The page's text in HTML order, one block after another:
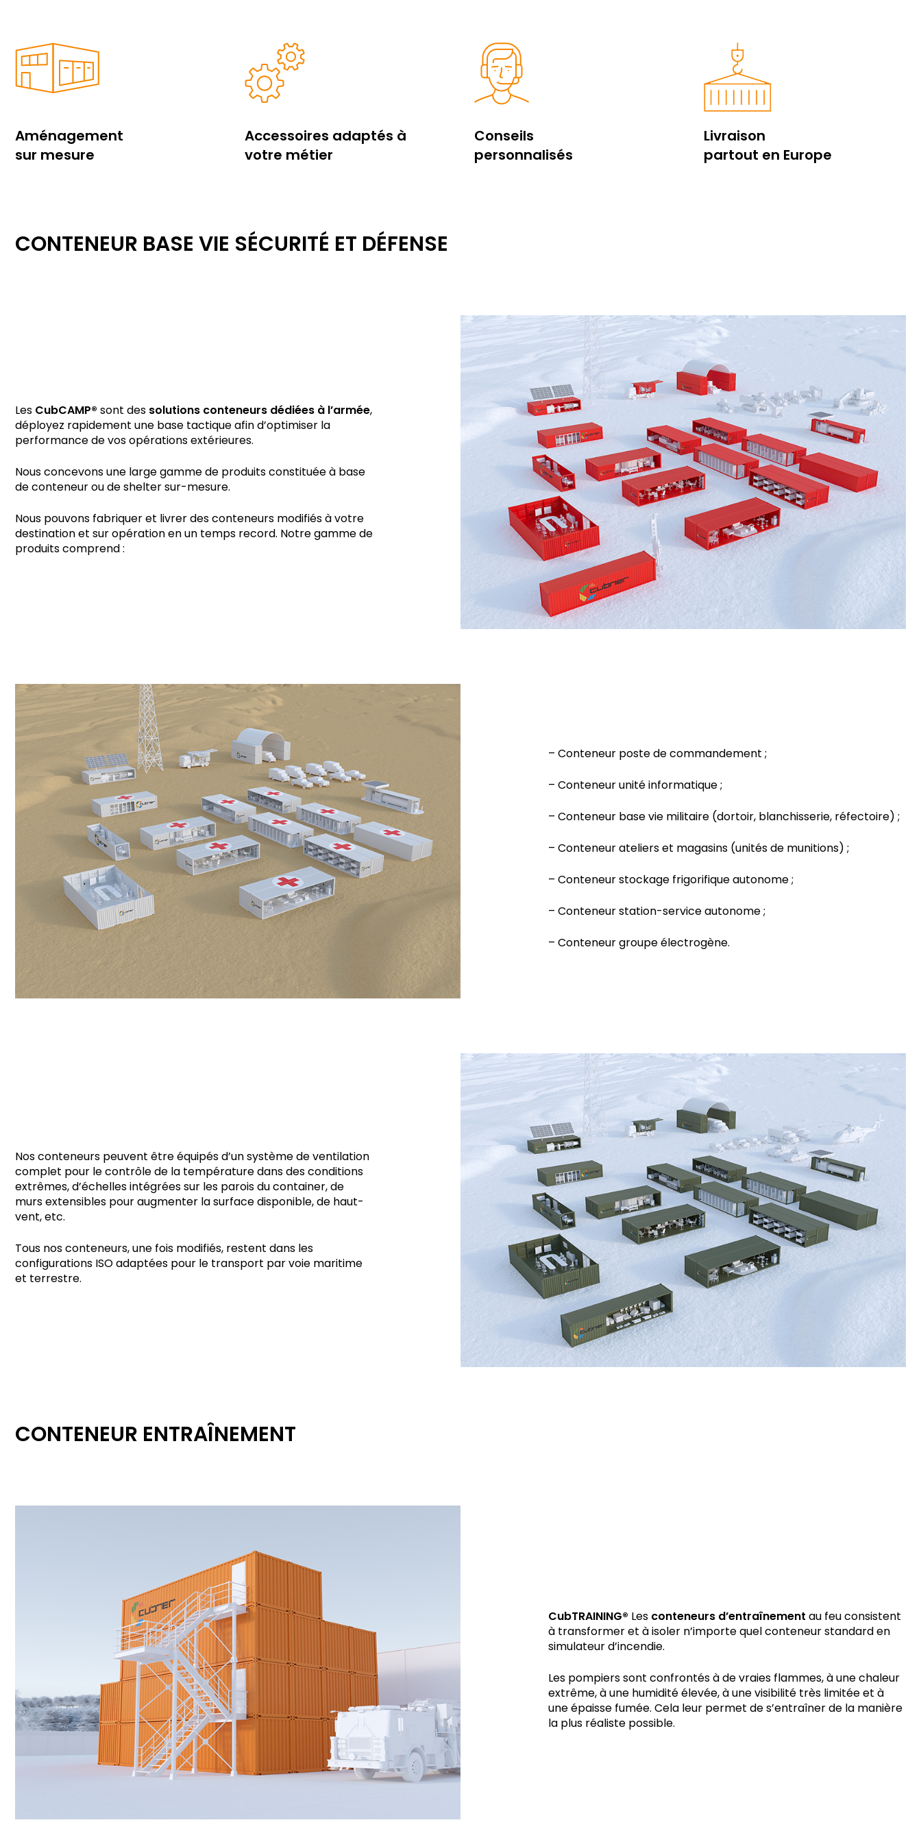
Aménagement
sur mesure
Accessoires adaptés à
votre métier
Conseils
personnalisés
Livraison
partout en Europe
CONTENEUR BASE VIE SÉCURITÉ ET DÉFENSE
LesCubCAMP®sont dessolutions conteneurs dédiées à l’armée,
déployez rapidement une base tactique afin d’optimiser la
performance de vos opérations extérieures.
Nous concevons une large gamme de produits constituée à base
de conteneur ou de shelter sur-mesure.
Nous pouvons fabriquer et livrer des conteneurs modifiés à votre
destination et sur opération en un temps record. Notre gamme de
produits comprend :
– Conteneur poste de commandement ;
– Conteneur unité informatique ;
– Conteneur base vie militaire (dortoir, blanchisserie, réfectoire) ;
– Conteneur ateliers et magasins (unités de munitions) ;
– Conteneur stockage frigorifique autonome ;
– Conteneur station-service autonome ;
– Conteneur groupe électrogène.
Nos conteneurs peuvent être équipés d’un système de ventilation
complet pour le contrôle de la température dans des conditions
extrêmes, d’échelles intégrées sur les parois du container, de
murs extensibles pour augmenter la surface disponible, de haut-
vent, etc.
Tous nos conteneurs, une fois modifiés, restent dans les
configurations ISO adaptées pour le transport par voie maritime
et terrestre.
CONTENEUR ENTRAÎNEMENT
CubTRAINING® Lesconteneurs d’entraînementau feu consistent
à transformer et à isoler n’importe quel conteneur standard en
simulateur d’incendie.
Les pompiers sont confrontés à de vraies flammes, à une chaleur
extrême, à une humidité élevée, à une visibilité très limitée et à
une épaisse fumée. Cela leur permet de s’entraîner de la manière
la plus réaliste possible.